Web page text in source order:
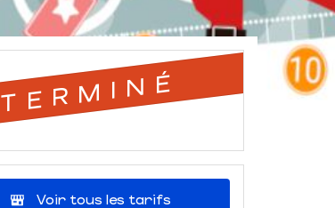
TERMINÉ
Voir tous les tarifs